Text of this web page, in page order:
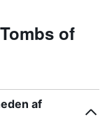
of
af